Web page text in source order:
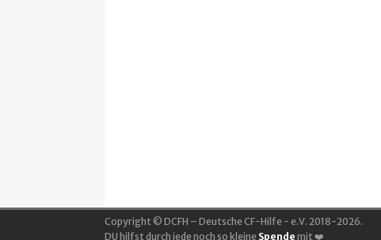
Copyright © DCFH – Deutsche CF-Hilfe - e.V. 2018-2026.
DU hilfst durch jede noch so kleine Spende mit ❤️